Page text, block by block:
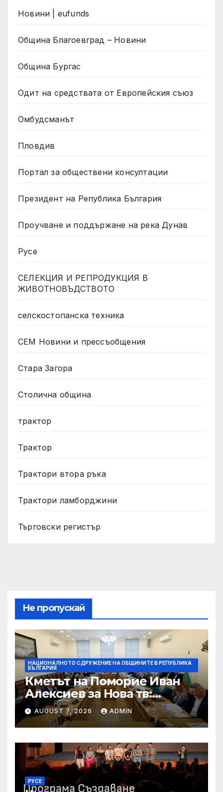
Новини | eufunds
Община Благоевград – Новини
Община Бургас
Одит на средствата от Европейския съюз
Омбудсманът
Пловдив
Портал за обществени консултации
Президент на Република България
Проучване и поддържане на река Дунав
Русе
СЕЛЕКЦИЯ И РЕПРОДУКЦИЯ В
ЖИВОТНОВЪДСТВОТО
селскостопанска техника
СЕМ Новини и прессъобщения
Стара Загора
Столична община
трактор
Трактор
Трактори втора ръка
Трактори ламборджини
Търговски регистър
Не пропускай
НАЦИОНАЛНОТО СДРУЖЕНИЕ НА ОБЩИНИТЕ В РЕПУБЛИКА
БЪЛГАРИЯ
Кметът на Поморие Иван
Алексиев за Нова тв:
Даваме сцена на
българската музика с
първия Sunset Port Festival
AUGUST 7, 2026 ADMIN
РУСЕ